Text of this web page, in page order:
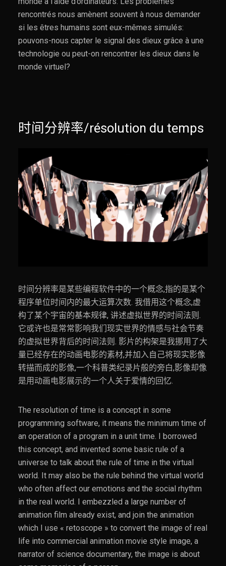
rencontrés nous amènent souvent à nous demander
si les êtres humains sont eux-mêmes simulés:
pouvons-nous capter le signal des dieux grâce à une
technologie ou peut-on rencontrer les dieux dans le
monde virtuel?
时间分辨率/résolution du temps
时间分辨率是某些编程软件中的一个概念,指的是某个
程序单位时间内的最大运算次数. 我借用这个概念,虚
构了某个宇宙的基本规律, 讲述虚拟世界的时间法则.
它或许也是常常影响我们现实世界的情感与社会节奏
的虚拟世界背后的时间法则. 影片的构架是我挪用了大
量已经存在的动画电影的素材,并加入自己将现实影像
转描而成的影像,一个科普类纪录片般的旁白,影像却像
是用动画电影展示的一个人关于爱情的回忆.
The resolution of time is a concept in some
programming software, it means the minimum time of
an operation of a program in a unit time. I borrowed
this concept, and invented some basic rule of a
universe to talk about the rule of time in the virtual
world. It may also be the rule behind the virtual world
who often affect our emotions and the social rhythm
in the real world. I embezzled a large number of
animation film already exist, and join the animation
which I use « retoscope » to convert the image of real
life into commercial animation movie style image, a
narrator of science documentary, the image is about